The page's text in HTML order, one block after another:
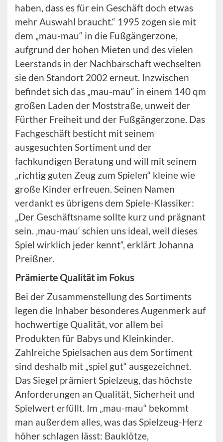
haben, dass es für ein Geschäft doch etwas
mehr Auswahl braucht.“ 1995 zogen sie mit
dem „mau-mau“ in die Fußgängerzone,
aufgrund der hohen Mieten und des vielen
Leerstands in der Nachbarschaft wechselten
sie den Standort 2002 erneut. Inzwischen
befindet sich das „mau-mau“ in einem 140 qm
großen Laden der Moststraße, unweit der
Fürther Freiheit und der Fußgängerzone. Das
Fachgeschäft besticht mit seinem
ausgesuchten Sortiment und der
fachkundigen Beratung und will mit seinem
„richtig guten Zeug zum Spielen“ kleine wie
große Kinder erfreuen. Seinen Namen
verdankt es übrigens dem Spiele-Klassiker:
„Der Geschäftsname sollte kurz und prägnant
sein. ‚mau-mau‘ schien uns ideal, weil dieses
Spiel wirklich jeder kennt“, erklärt Johanna
Preißner.
Prämierte Qualität im Fokus
Bei der Zusammenstellung des Sortiments
legen die Inhaber besonderes Augenmerk auf
hochwertige Qualität, vor allem bei
Produkten für Babys und Kleinkinder.
Zahlreiche Spielsachen aus dem Sortiment
sind deshalb mit „spiel gut“ ausgezeichnet.
Das Siegel prämiert Spielzeug, das höchste
Anforderungen an Qualität, Sicherheit und
Spielwert erfüllt. Im „mau-mau“ bekommt
man außerdem alles, was das Spielzeug-Herz
höher schlagen lässt: Bauklötze,